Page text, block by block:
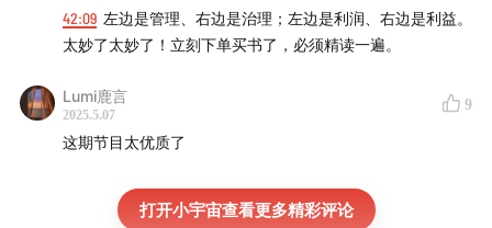
42:09 左边是管理、右边是治理；左边是利润、右边是利益。
太妙了太妙了！立刻下单买书了，必须精读一遍。
Lumi鹿言
2025.5.07
9
这期节目太优质了
打开小宇宙查看更多精彩评论